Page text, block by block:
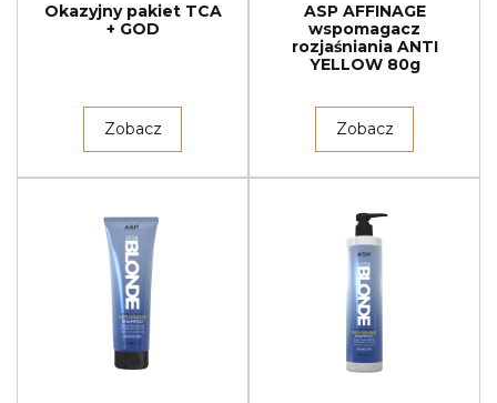
Okazyjny pakiet TCA
+ GOD
Zobacz
ASP AFFINAGE
wspomagacz
rozjaśniania ANTI
YELLOW 80g
Zobacz